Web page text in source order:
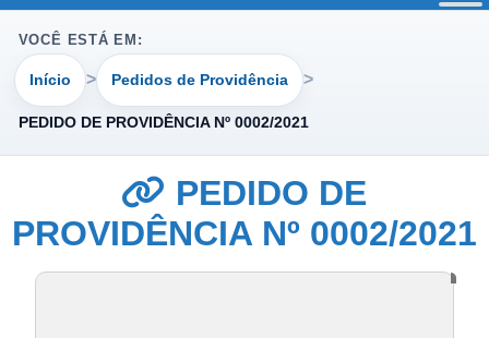
VOCÊ ESTÁ EM:
Início Pedidos de Providência
PEDIDO DE PROVIDÊNCIA Nº 0002/2021
PEDIDO DE
PROVIDÊNCIA Nº 0002/2021